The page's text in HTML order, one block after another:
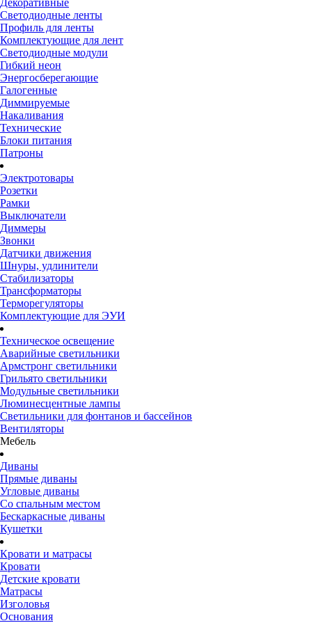
Декоративные
Светодиодные ленты
Профиль для ленты
Комплектующие для лент
Светодиодные модули
Гибкий неон
Энергосберегающие
Галогенные
Диммируемые
Накаливания
Технические
Блоки питания
Патроны
Электротовары
Розетки
Рамки
Выключатели
Диммеры
Звонки
Датчики движения
Шнуры, удлинители
Стабилизаторы
Трансформаторы
Терморегуляторы
Комплектующие для ЭУИ
Техническое освещение
Аварийные светильники
Армстронг светильники
Грильято светильники
Модульные светильники
Люминесцентные лампы
Светильники для фонтанов и бассейнов
Вентиляторы
Мебель
Диваны
Прямые диваны
Угловые диваны
Со спальным местом
Бескаркасные диваны
Кушетки
Кровати и матрасы
Кровати
Детские кровати
Матрасы
Изголовья
Основания